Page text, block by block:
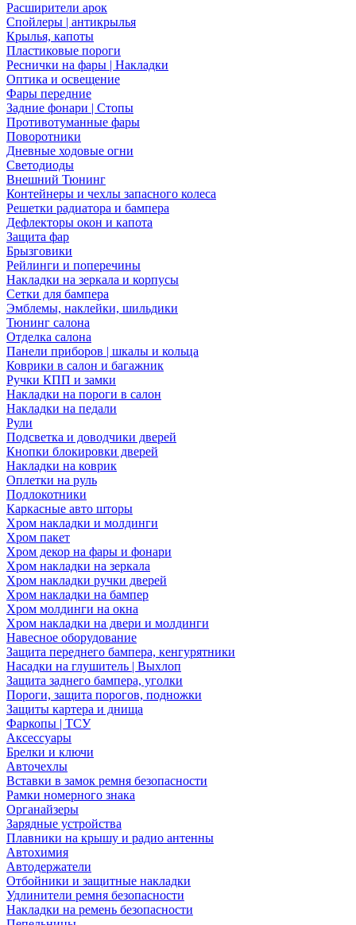
Расширители арок
Спойлеры | антикрылья
Крылья, капоты
Пластиковые пороги
Реснички на фары | Накладки
Оптика и освещение
Фары передние
Задние фонари | Стопы
Противотуманные фары
Поворотники
Дневные ходовые огни
Светодиоды
Внешний Тюнинг
Контейнеры и чехлы запасного колеса
Решетки радиатора и бампера
Дефлекторы окон и капота
Защита фар
Брызговики
Рейлинги и поперечины
Накладки на зеркала и корпусы
Сетки для бампера
Эмблемы, наклейки, шильдики
Тюнинг салона
Отделка салона
Панели приборов | шкалы и кольца
Коврики в салон и багажник
Ручки КПП и замки
Накладки на пороги в салон
Накладки на педали
Рули
Подсветка и доводчики дверей
Кнопки блокировки дверей
Накладки на коврик
Оплетки на руль
Подлокотники
Каркасные авто шторы
Хром накладки и молдинги
Хром пакет
Хром декор на фары и фонари
Хром накладки на зеркала
Хром накладки ручки дверей
Хром накладки на бампер
Хром молдинги на окна
Хром накладки на двери и молдинги
Навесное оборудование
Защита переднего бампера, кенгурятники
Насадки на глушитель | Выхлоп
Защита заднего бампера, уголки
Пороги, защита порогов, подножки
Защиты картера и днища
Фаркопы | ТСУ
Аксессуары
Брелки и ключи
Авточехлы
Вставки в замок ремня безопасности
Рамки номерного знака
Органайзеры
Зарядные устройства
Плавники на крышу и радио антенны
Автохимия
Автодержатели
Отбойники и защитные накладки
Удлинители ремня безопасности
Накладки на ремень безопасности